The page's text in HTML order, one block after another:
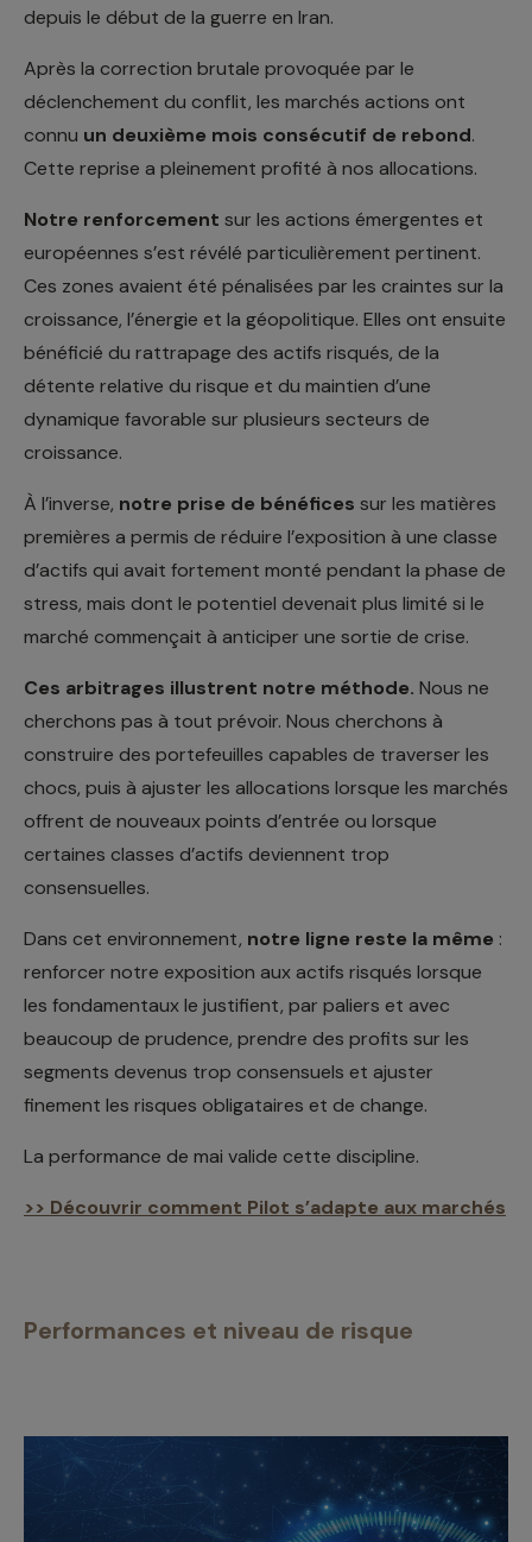
depuis le début de la guerre en Iran.
Après la correction brutale provoquée par le
déclenchement du conflit, les marchés actions ont
connu un deuxième mois consécutif de rebond.
Cette reprise a pleinement profité à nos allocations.
Notre renforcement sur les actions émergentes et
européennes s’est révélé particulièrement pertinent.
Ces zones avaient été pénalisées par les craintes sur la
croissance, l’énergie et la géopolitique. Elles ont ensuite
bénéficié du rattrapage des actifs risqués, de la
détente relative du risque et du maintien d’une
dynamique favorable sur plusieurs secteurs de
croissance.
À l’inverse, notre prise de bénéfices sur les matières
premières a permis de réduire l’exposition à une classe
d’actifs qui avait fortement monté pendant la phase de
stress, mais dont le potentiel devenait plus limité si le
marché commençait à anticiper une sortie de crise.
Ces arbitrages illustrent notre méthode. Nous ne
cherchons pas à tout prévoir. Nous cherchons à
construire des portefeuilles capables de traverser les
chocs, puis à ajuster les allocations lorsque les marchés
offrent de nouveaux points d’entrée ou lorsque
certaines classes d’actifs deviennent trop
consensuelles.
Dans cet environnement, notre ligne reste la même :
renforcer notre exposition aux actifs risqués lorsque
les fondamentaux le justifient, par paliers et avec
beaucoup de prudence, prendre des profits sur les
segments devenus trop consensuels et ajuster
finement les risques obligataires et de change.
La performance de mai valide cette discipline.
>> Découvrir comment Pilot s’adapte aux marchés
Performances et niveau de risque